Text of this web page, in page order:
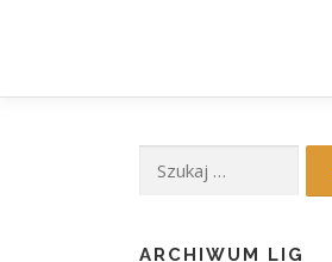
ARCHIWUM LIG